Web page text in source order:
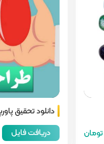
دانلود تحقیق
دریافت فایل